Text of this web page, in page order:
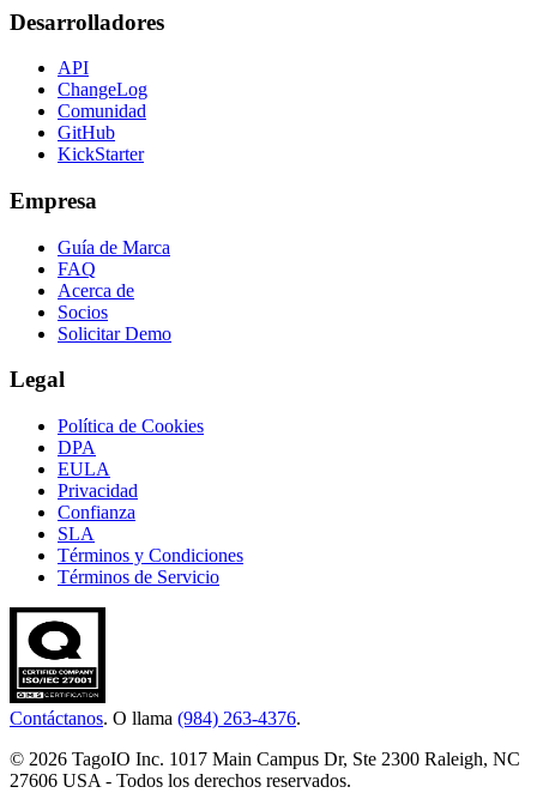
Desarrolladores
API
ChangeLog
Comunidad
GitHub
KickStarter
Empresa
Guía de Marca
FAQ
Acerca de
Socios
Solicitar Demo
Legal
Política de Cookies
DPA
EULA
Privacidad
Confianza
SLA
Términos y Condiciones
Términos de Servicio
Contáctanos. O llama (984) 263-4376.
© 2026 TagoIO Inc. 1017 Main Campus Dr, Ste 2300 Raleigh, NC
27606 USA - Todos los derechos reservados.